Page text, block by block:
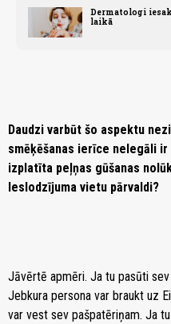
Dermatologi
laikā
Daudzi varbūt šo aspektu
smēķēšanas ierīce nelegāli
izplatīta peļņas gūšanas
Ieslodzījuma vietu pārvaldi?
Jāvērtē apmēri. Ja tu pasūti
Jebkura persona var braukt uz
var vest sev pašpatēriņam. Ja